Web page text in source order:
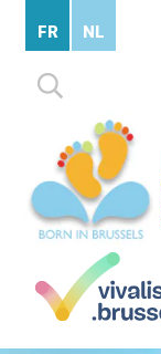
contenu
principal
Rechercher :
FR NL